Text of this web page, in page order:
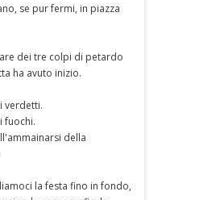
se pur fermi, in piazza
dei tre colpi di petardo
ha avuto inizio.
verdetti.
fuochi.
della
la festa fino in fondo,